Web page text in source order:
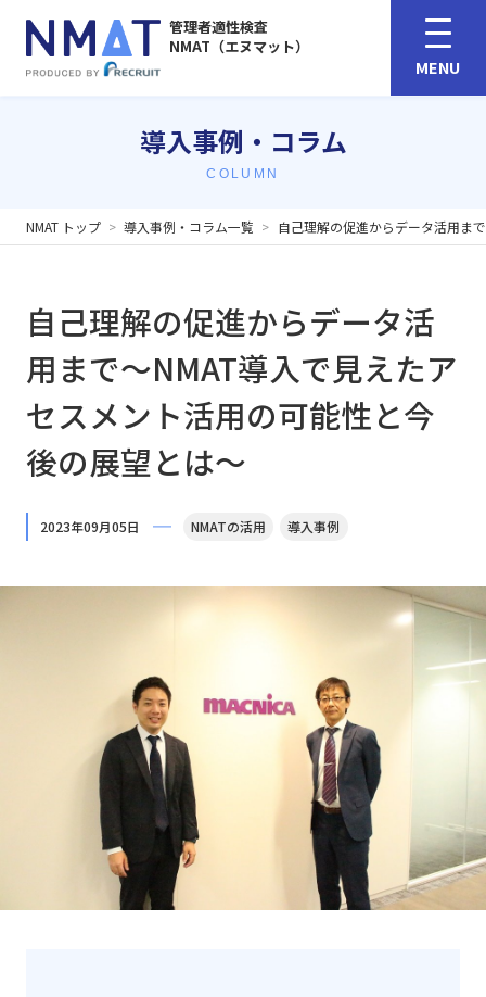
管理者適性検査
NMAT（エヌマット）
MENU
導入事例・コラム
COLUMN
NMAT トップ 導入事例・コラム一覧 自己理解の促進からデータ活用ま
自己理解の促進からデータ活
用まで～NMAT導入で見えたア
セスメント活用の可能性と今
後の展望とは～
2023年09月05日 NMATの活用 導入事例